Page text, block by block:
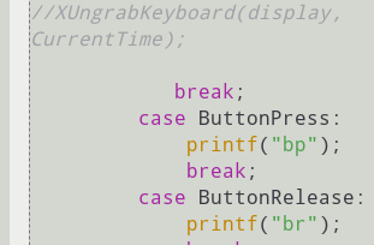
//XUngrabKeyboard(display,
CurrentTime);
break ;
case ButtonPress:
printf( "bp" );
break ;
case ButtonRelease:
printf( "br" );